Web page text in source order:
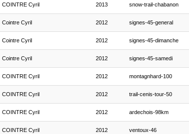
COINTRE Cyril 2013 snow-trail-chabanon
Cointre Cyril 2012 signes-45-general
Cointre Cyril 2012 signes-45-dimanche
Cointre Cyril 2012 signes-45-samedi
COINTRE Cyril 2012 montagnhard-100
COINTRE Cyril 2012 trail-cenis-tour-50
COINTRE Cyril 2012 ardechois-98km
COINTRE Cyril 2012 ventoux-46